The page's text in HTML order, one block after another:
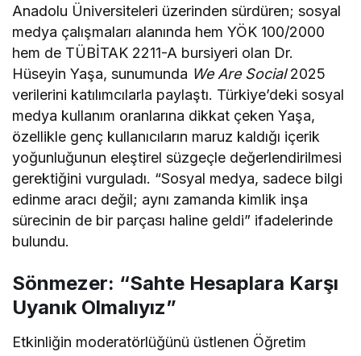
Anadolu Üniversiteleri üzerinden sürdüren; sosyal
medya çalışmaları alanında hem YÖK 100/2000
hem de TÜBİTAK 2211-A bursiyeri olan Dr.
Hüseyin Yaşa, sunumunda We Are Social2025
verilerini katılımcılarla paylaştı. Türkiye’deki sosyal
medya kullanım oranlarına dikkat çeken Yaşa,
özellikle genç kullanıcıların maruz kaldığı içerik
yoğunluğunun eleştirel süzgeçle değerlendirilmesi
gerektiğini vurguladı. “Sosyal medya, sadece bilgi
edinme aracı değil; aynı zamanda kimlik inşa
sürecinin de bir parçası haline geldi” ifadelerinde
bulundu.
Sönmezer: “Sahte Hesaplara Karşı
Uyanık Olmalıyız”
Etkinliğin moderatörlüğünü üstlenen Öğretim